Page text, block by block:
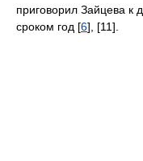
приговорил Зайцева к
сроком год [6], [11].